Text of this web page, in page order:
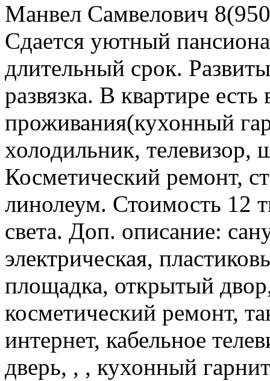
Манвел Самвелович
Сдается уютный
длительный срок.
развязка. В квартире
проживания(кухонный
холодильник, телевизор,
Косметический ремонт,
линолеум. Стоимость 12
света. Доп. описание:
электрическая,
площадка, открытый
косметический ремонт,
интернет, кабельное
дверь, , , кухонный